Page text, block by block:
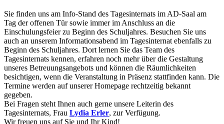
Sie finden uns am Info-Stand des Tagesinternats im AD-Saal am
Tag der offenen Tür sowie immer im Anschluss an die
Einschulungsfeier zu Beginn des Schuljahres. Besuchen Sie uns
auch an unserem Informationsabend im Tagesinternat ebenfalls zu
Beginn des Schuljahres. Dort lernen Sie das Team des
Tagesinternats kennen, erfahren noch mehr über die Gestaltung
unseres Betreuungsangebots und können die Räumlichkeiten
besichtigen, wenn die Veranstaltung in Präsenz stattfinden kann. Die
Termine werden auf unserer Homepage rechtzeitig bekannt
gegeben.
Bei Fragen steht Ihnen auch gerne unsere Leiterin des
Tagesinternats, Frau Lydia Erler, zur Verfügung.
Wir freuen uns auf Sie und Ihr Kind!